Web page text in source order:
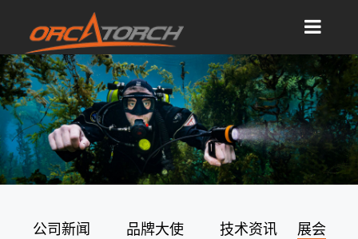
公司新闻 品牌大使 技术资讯
展会